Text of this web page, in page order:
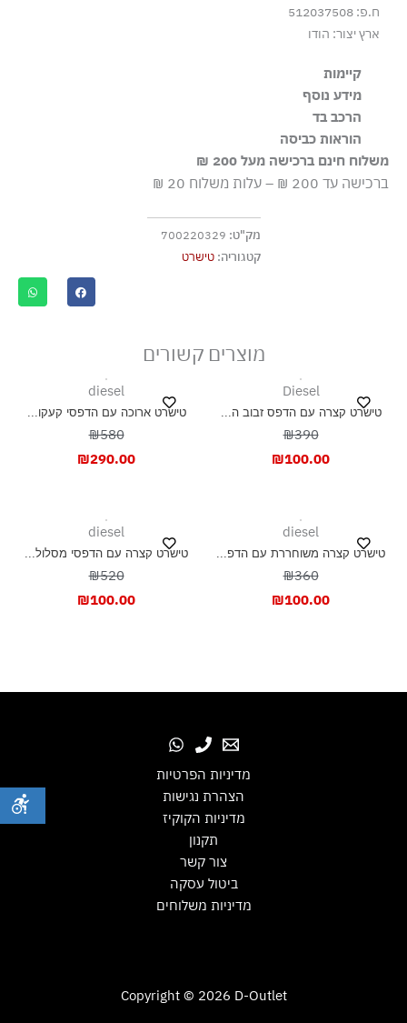
ח.פ: 512037508
ארץ יצור: הודו
קיימות
חקלאיות התומכות במגוון ביולוגי ובמערכות אקולוגיות בריאות
מידע נוסף
גזרה רגילה
הרכב בד
100% כותנה
הוראות כביסה
שטיפה ידנית
ללא חומרי הלבנה, ללא השריה
גיהוץ בחום נמוך
אסור לנקות בניקוי יבש
משלוח חינם ברכישה מעל 200 ₪
ברכישה עד 200 ₪ – עלות משלוח 20 ₪
מק"ט: 700220329
קטגוריה:טישרט
מוצרים קשורים
Diesel
טישרט קצרה עם הדפס זבוב ה...
₪390
₪100.00
diesel
טישרט ארוכה עם הדפסי קעקו...
₪580
₪290.00
diesel
טישרט קצרה משוחררת עם הדפ...
₪360
₪100.00
diesel
טישרט קצרה עם הדפסי מסלול...
₪520
₪100.00
מדיניות הפרטיות
הצהרת נגישות
מדיניות הקוקיז
תקנון
צור קשר
ביטול עסקה
מדיניות משלוחים
Copyright © 2026 D-Outlet